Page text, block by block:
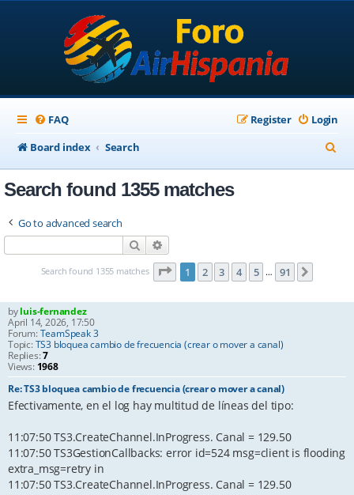
FAQ Login
Register
Board index
Search
e
Search found 1355 matches
Go to advanced search
Search
Search found 1355 matches Page 1of 91
1 2 3 4 5 … 91
byluis-fernandez
April 14, 2026, 17:50
Forum:TeamSpeak 3
Topic:TS3 bloquea cambio de frecuencia (crear o mover a canal)
Replies:7
Views: 1968
Re: TS3 bloquea cambio de frecuencia (crear o mover a canal)
Efectivamente, en el log hay multitud de líneas del tipo:
11:07:50 TS3.CreateChannel.InProgress. Canal = 129.50
11:07:50 TS3GestionCallbacks: error id=524 msg=client is flooding
extra_msg=retry in
11:07:50 TS3.CreateChannel.InProgress. Canal = 129.50